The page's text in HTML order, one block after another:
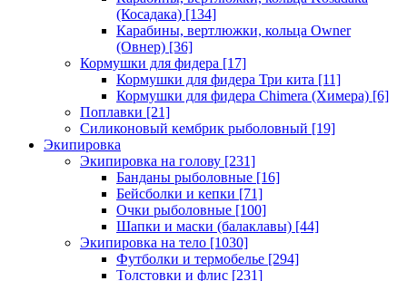
(Косадака) [134]
Карабины, вертлюжки, кольца Owner
(Овнер) [36]
Кормушки для фидера [17]
Кормушки для фидера Три кита [11]
Кормушки для фидера Chimera (Химера) [6]
Поплавки [21]
Силиконовый кембрик рыболовный [19]
Экипировка
Экипировка на голову [231]
Банданы рыболовные [16]
Бейсболки и кепки [71]
Очки рыболовные [100]
Шапки и маски (балаклавы) [44]
Экипировка на тело [1030]
Футболки и термобелье [294]
Толстовки и флис [231]